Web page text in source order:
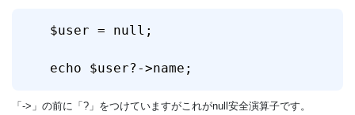
$user = null;
echo $user?->name;
「->」の前に「?」をつけていますがこれがnull安全演算子です。